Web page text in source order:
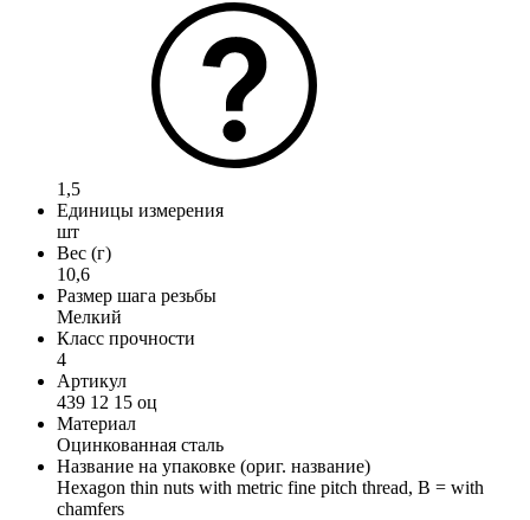
1,5
Единицы измерения
шт
Вес (г)
10,6
Размер шага резьбы
Мелкий
Класс прочности
4
Артикул
439 12 15 оц
Материал
Оцинкованная сталь
Название на упаковке (ориг. название)
Hexagon thin nuts with metric fine pitch thread, B = with
chamfers